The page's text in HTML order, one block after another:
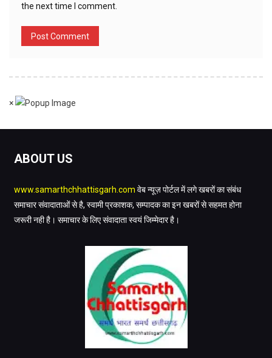
the next time I comment.
×
ABOUT US
www.samarthchhattisgarh.com वेब न्यूज़ पोर्टल में लगे खबरों का संबंध
समाचार संवादाताओं से है, स्वामी प्रकाशक, सम्पादक का इन खबरों से सहमत होना
जरूरी नही है। समाचार के लिए संवादाता स्वयं जिम्मेदार है।